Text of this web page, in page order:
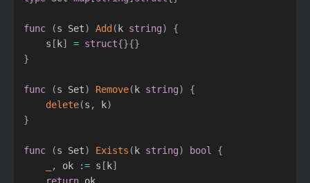
func (s Set) Add ( k string)
{
	s
[ k] = struct{}{}
}
func (s Set) Remove( k string)
{
delete(s , k)
}
func (s Set) Exists ( k string) bool
{
, ok := s [ k]